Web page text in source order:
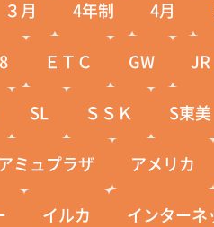
３月 4年制 4月
ＥＴＣ GW JR
SL ＳＳＫ S東美
アミュプラザ アメリカ
イルカ インターネ